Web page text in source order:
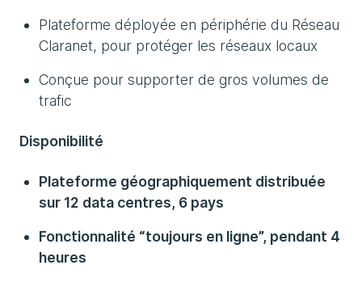
Plateforme déployée en périphérie du Réseau
Claranet, pour protéger les réseaux locaux
Conçue pour supporter de gros volumes de
trafic
Disponibilité
Plateforme géographiquement distribuée
sur 12 data centres, 6 pays
Fonctionnalité “toujours en ligne”, pendant 4
heures